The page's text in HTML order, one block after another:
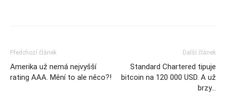
Předchozí článek
Amerika už nemá nejvyšší
rating AAA. Mění to ale něco?!
Další článek
Standard Chartered tipuje
bitcoin na 120 000 USD. A už
brzy…